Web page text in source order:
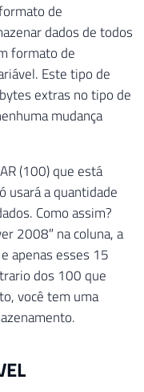
de
dados de todos
formato de
Este tipo de
extras no tipo de
mudança
(100) que está
usará a quantidade
Como assim?
2008″ na coluna, a
apenas esses 15
dos 100 que
você tem uma